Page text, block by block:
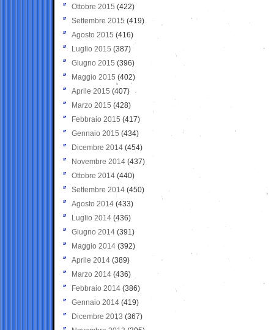
Ottobre 2015 (422)
Settembre 2015 (419)
Agosto 2015 (416)
Luglio 2015 (387)
Giugno 2015 (396)
Maggio 2015 (402)
Aprile 2015 (407)
Marzo 2015 (428)
Febbraio 2015 (417)
Gennaio 2015 (434)
Dicembre 2014 (454)
Novembre 2014 (437)
Ottobre 2014 (440)
Settembre 2014 (450)
Agosto 2014 (433)
Luglio 2014 (436)
Giugno 2014 (391)
Maggio 2014 (392)
Aprile 2014 (389)
Marzo 2014 (436)
Febbraio 2014 (386)
Gennaio 2014 (419)
Dicembre 2013 (367)